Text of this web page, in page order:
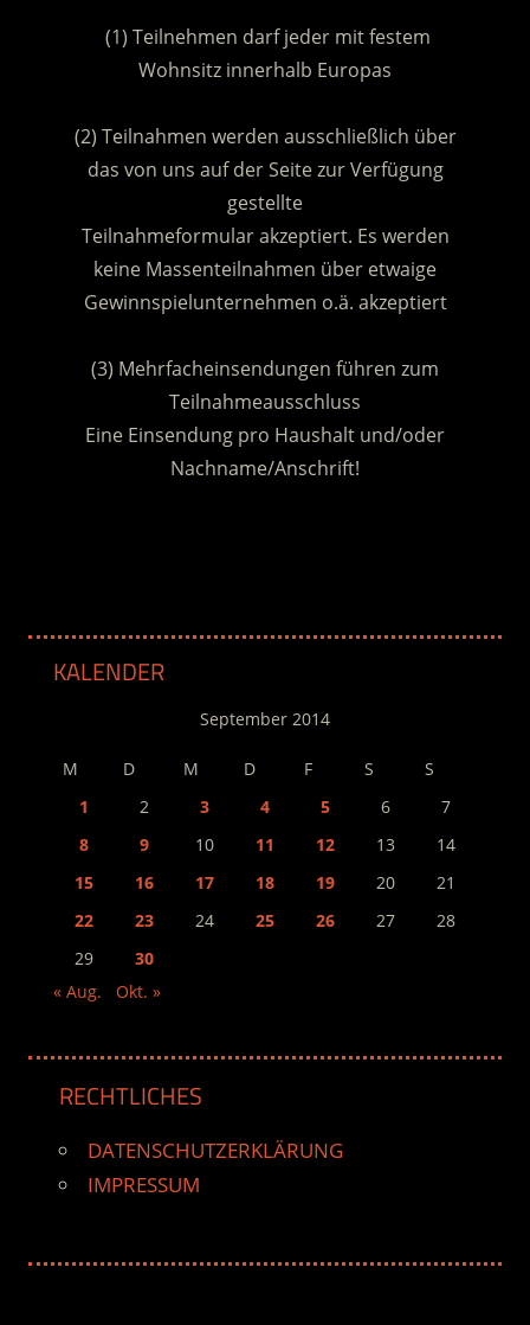
(1) Teilnehmen darf jeder mit festem
Wohnsitz innerhalb Europas
(2) Teilnahmen werden ausschließlich über
das von uns auf der Seite zur Verfügung
gestellte
Teilnahmeformular akzeptiert. Es werden
keine Massenteilnahmen über etwaige
Gewinnspielunternehmen o.ä. akzeptiert
(3) Mehrfacheinsendungen führen zum
Teilnahmeausschluss
Eine Einsendung pro Haushalt und/oder
Nachname/Anschrift!
KALENDER
September 2014
M D M D F S
S
1
2 3 4 5 6
7
8
9 10 11 12 13
14
15
16 17 18 19 20
21
22
23 24 25 26 27
28
29
30
« Aug.
Okt. »
RECHTLICHES
DATENSCHUTZERKLÄRUNG
IMPRESSUM